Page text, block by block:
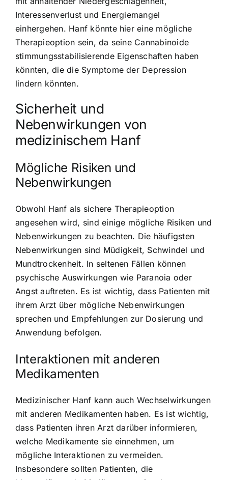
Interessenverlust und Energiemangel
einhergehen. Hanf könnte hier eine mögliche
Therapieoption sein, da seine Cannabinoide
stimmungsstabilisierende Eigenschaften haben
könnten, die die Symptome der Depression
lindern könnten.
Sicherheit und
Nebenwirkungen von
medizinischem Hanf
Mögliche Risiken und
Nebenwirkungen
Obwohl Hanf als sichere Therapieoption
angesehen wird, sind einige mögliche Risiken und
Nebenwirkungen zu beachten. Die häufigsten
Nebenwirkungen sind Müdigkeit, Schwindel und
Mundtrockenheit. In seltenen Fällen können
psychische Auswirkungen wie Paranoia oder
Angst auftreten. Es ist wichtig, dass Patienten mit
ihrem Arzt über mögliche Nebenwirkungen
sprechen und Empfehlungen zur Dosierung und
Anwendung befolgen.
Interaktionen mit anderen
Medikamenten
Medizinischer Hanf kann auch Wechselwirkungen
mit anderen Medikamenten haben. Es ist wichtig,
dass Patienten ihren Arzt darüber informieren,
welche Medikamente sie einnehmen, um
mögliche Interaktionen zu vermeiden.
Insbesondere sollten Patienten, die